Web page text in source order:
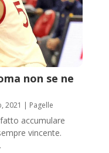
non se ne
2021 | Pagelle
accumulare
vincente.